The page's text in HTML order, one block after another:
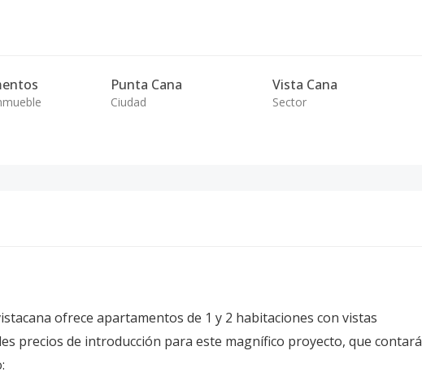
Punta Cana
Ciudad
Vista Cana
Sector
ofrece apartamentos de 1 y 2 habitaciones con vistas
precios de introducción para este magnífico proyecto, que contará